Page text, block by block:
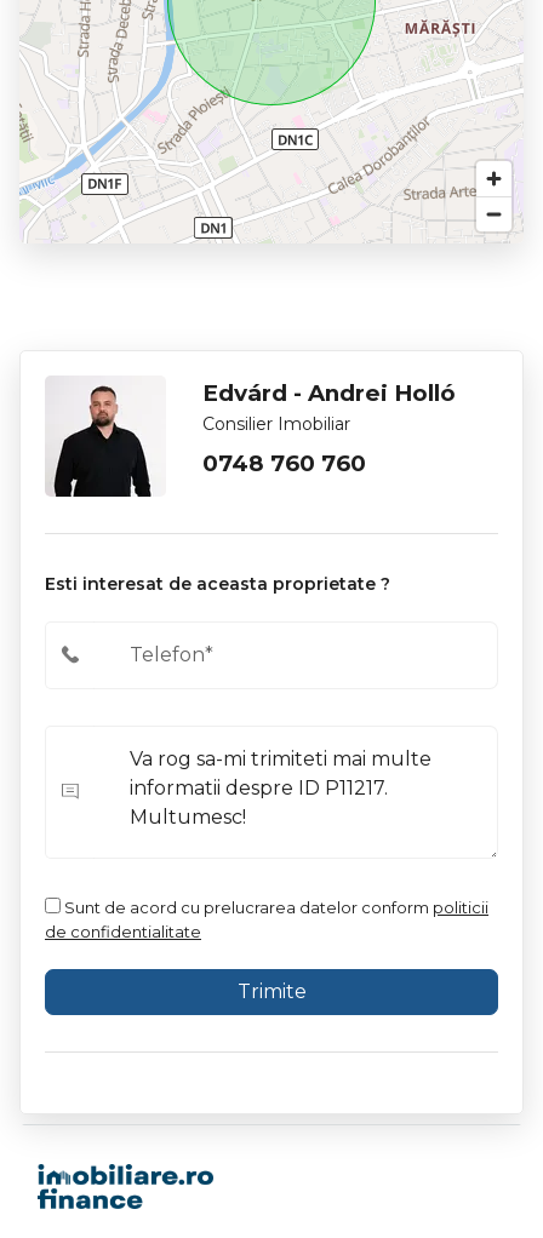
Edvárd - Andrei Holló
Consilier Imobiliar
0748 760 760
Esti interesat de aceasta proprietate ?
Sunt de acord cu prelucrarea datelor conform politicii
de confidentialitate